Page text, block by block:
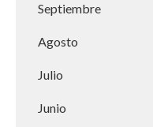
Septiembre
Agosto
Julio
Junio